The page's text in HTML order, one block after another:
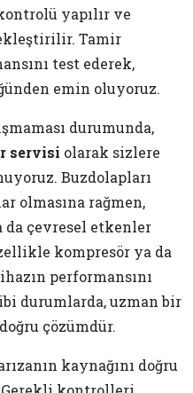
yapılır ve
Tamir
test ederek,
emin oluyoruz.
durumunda,
servisi olarak sizlere
Buzdolapları
olmasına rağmen,
da çevresel etkenler
kompresör ya da
performansını
durumlarda, uzman bir
çözümdür.
kaynağını doğru